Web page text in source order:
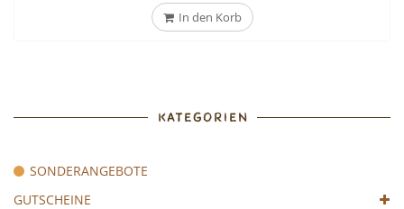
In den Korb
KATEGORIEN
SONDERANGEBOTE
GUTSCHEINE